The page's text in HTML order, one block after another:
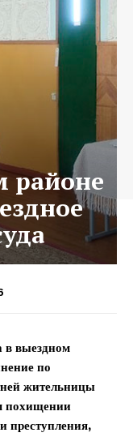
районе
в выездном
по
жительницы
похищении
преступления,